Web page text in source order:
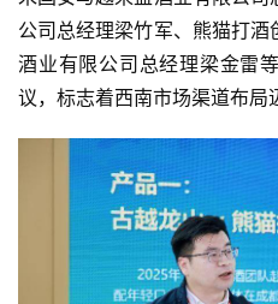
司
深
度
公司总经理梁竹军、熊猫打
酒业有限公司总经理梁金雷
议，标志着西南市场渠道布局